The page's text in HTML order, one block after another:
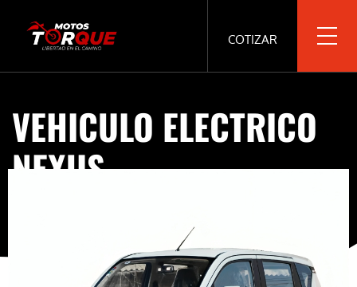
COTIZAR
VEHICULO ELECTRICO
NEXUS